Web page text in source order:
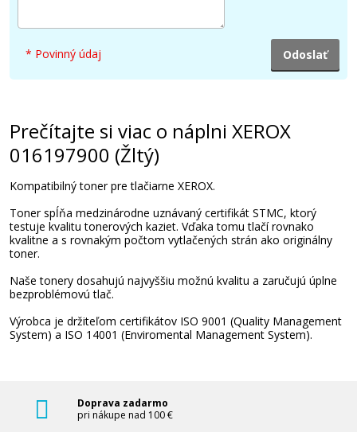
* Povinný údaj
Prečítajte si viac o náplni XEROX
016197900 (Žltý)
Kompatibilný toner pre tlačiarne XEROX.
Toner spĺňa medzinárodne uznávaný certifikát STMC, ktorý
testuje kvalitu tonerových kaziet. Vďaka tomu tlačí rovnako
kvalitne a s rovnakým počtom vytlačených strán ako originálny
toner.
Naše tonery dosahujú najvyššiu možnú kvalitu a zaručujú úplne
bezproblémovú tlač.
Výrobca je držiteľom certifikátov ISO 9001 (Quality Management
System) a ISO 14001 (Enviromental Management System).
Doprava zadarmo
pri nákupe nad 100 €